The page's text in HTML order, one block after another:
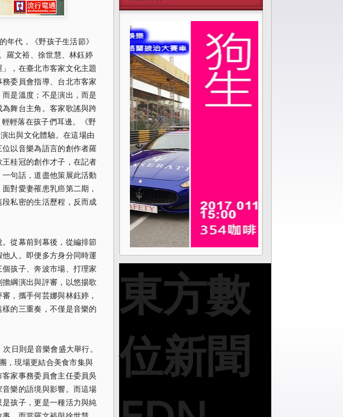
年代，《野孩子生活節》
羅文裕、徐世慧、林鈺婷
，在臺北市客家文化主題
委員會指導、台北市客家
是溫度；不是演出，而是
舞台主角。客家歌謠與跨
輕落在孩子們耳邊。《野
出與文化體驗。在這場由
以音樂為語言的創作者羅
桂冠的創作才子，在記者
句話，道盡他策展此活動
對愛妻罹患乳癌第二期，
私密的生活歷程，反而成
從幕前到幕後，從編排節
人。即便多方身分同時運
孩子、奔波市場、打理家
綱演出與評審，以悠揚歌
，攜手何芸娜與林鈺婷，
的三重奏，不僅是音樂的
日則是音樂會盛大舉行。
，現場更結合美食市集與
家事務委員會主任委員吳
樂的語境與影響。而這場
孩子，更是一種活力與純
東方數
位新聞